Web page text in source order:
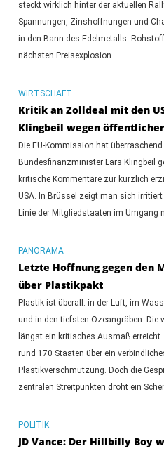
steckt wirklich hinter der aktuellen
Spannungen, Zinshoffnungen und
in den Bann des Edelmetalls.
nächsten Preisexplosion.
WIRTSCHAFT
Kritik an Zolldeal mit den
Klingbeil wegen
Die EU-Kommission hat
Bundesfinanzminister Lars Klingbeil
kritische Kommentare zur kürzlich
USA. In Brüssel zeigt man sich
Linie der Mitgliedstaaten im Umgang
PANORAMA
Letzte Hoffnung gegen den
über Plastikpakt
Plastik ist überall: in der Luft, im
und in den tiefsten Ozeangräben. Die
längst ein kritisches Ausmaß
rund 170 Staaten über ein
Plastikverschmutzung. Doch die
zentralen Streitpunkten droht ein
POLITIK
JD Vance: Der Hillbilly Boy